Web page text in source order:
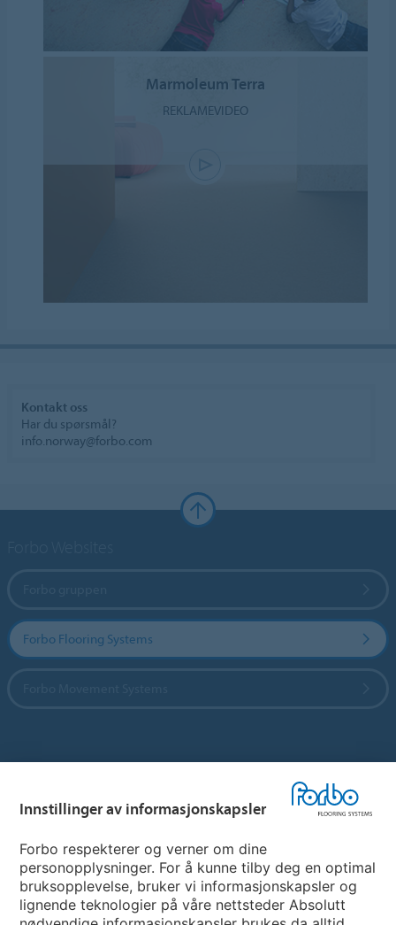
Marmoleum Terra
REKLAMEVIDEO
Kontakt oss
Har du spørsmål?
info.norway@forbo.com
Forbo Flooring Systems
Hjemmeside per land
Velg land
My Forbo
INFORMASJON COVID-19
Innstillinger av informasjonskapsler
Forbo respekterer og verner om dine
personopplysninger. For å kunne tilby deg en optimal
bruksopplevelse, bruker vi informasjonskapsler og
lignende teknologier på våre nettsteder Absolutt